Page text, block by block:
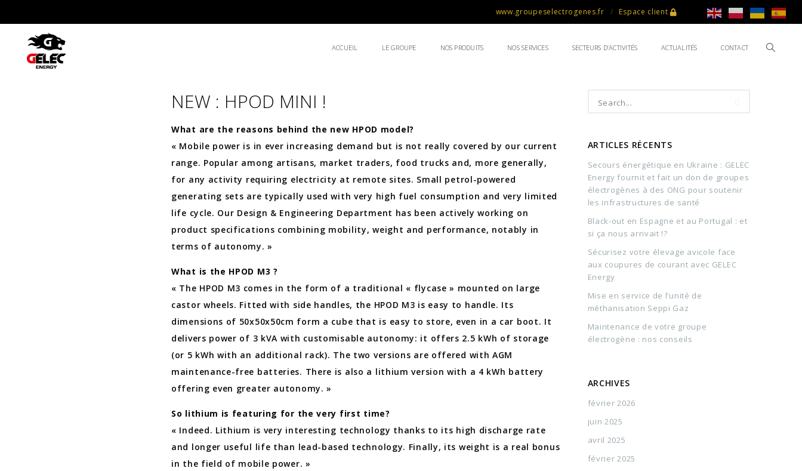
www.groupeselectrogenes.fr Espace client
ACCUEIL LE GROUPE NOS PRODUITS NOS SERVICES SECTEURS D’ACTIVITÉS ACTUALITÉS CONTACT
NEW : HPOD MINI !
What are the reasons behind the new HPOD model?
« Mobile power is in ever increasing demand but is not really covered by our current
range. Popular among artisans, market traders, food trucks and, more generally,
for any activity requiring electricity at remote sites. Small petrol-powered
generating sets are typically used with very high fuel consumption and very limited
life cycle. Our Design & Engineering Department has been actively working on
product specifications combining mobility, weight and performance, notably in
terms of autonomy. »
What is the HPOD M3 ?
« The HPOD M3 comes in the form of a traditional « flycase » mounted on large
castor wheels. Fitted with side handles, the HPOD M3 is easy to handle. Its
dimensions of 50x50x50cm form a cube that is easy to store, even in a car boot. It
delivers power of 3 kVA with customisable autonomy: it offers 2.5 kWh of storage
(or 5 kWh with an additional rack). The two versions are offered with AGM
maintenance-free batteries. There is also a lithium version with a 4 kWh battery
offering even greater autonomy. »
So lithium is featuring for the very first time?
« Indeed. Lithium is very interesting technology thanks to its high discharge rate
and longer useful life than lead-based technology. Finally, its weight is a real bonus
in the field of mobile power. »
ARTICLES RÉCENTS
Secours énergétique en Ukraine : GELEC
Energy fournit et fait un don de groupes
électrogènes à des ONG pour soutenir
les infrastructures de santé
Black-out en Espagne et au Portugal : et
si ça nous arrivait !?
Sécurisez votre élevage avicole face
aux coupures de courant avec GELEC
Energy
Mise en service de l’unité de
méthanisation Seppi Gaz
Maintenance de votre groupe
électrogène : nos conseils
ARCHIVES
février 2026
juin 2025
avril 2025
février 2025